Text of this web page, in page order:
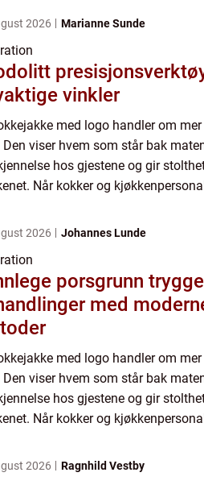
2026 Marianne Sunde
for
vinkler
med logo handler om
viser hvem som står bak
hos gjestene og gir
Når kokker og
o...
2026 Johannes Lunde
porsgrunn trygge
med
med logo handler om
viser hvem som står bak
hos gjestene og gir
Når kokker og
o...
2026 Ragnhild Vestby